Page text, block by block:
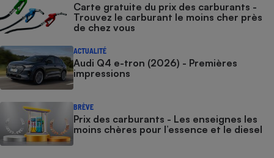
Carte gratuite du prix des carburants -
Trouvez le carburant le moins cher près
de chez vous
ACTUALITÉ
Audi Q4 e-tron (2026) - Premières
impressions
BRÈVE
Prix des carburants - Les enseignes les
moins chères pour l’essence et le diesel